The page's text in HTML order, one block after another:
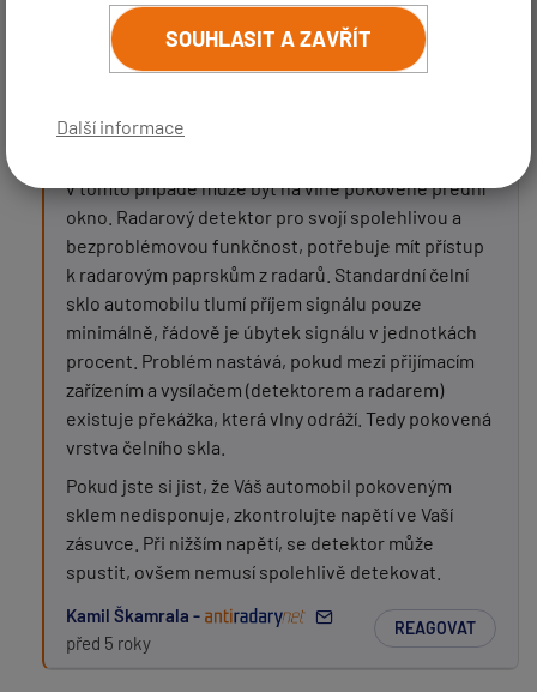
SOUHLASIT A ZAVŘÍT
Další informace
email bude skrytý - slouží pro notifikace při odpovědi)
Předmět:
PŘIDAT PŘÍSPĚVEK
radu co s tím ? Předem děkuji
Marek Samec před 5 roky REAGOVAT
v tomto případě může být na vině pokovené přední
okno. Radarový detektor pro svojí spolehlivou a
bezproblémovou funkčnost, potřebuje mít přístup
k radarovým paprskům z radarů. Standardní čelní
sklo automobilu tlumí příjem signálu pouze
minimálně, řádově je úbytek signálu v jednotkách
procent. Problém nastává, pokud mezi přijímacím
zařízením a vysílačem (detektorem a radarem)
existuje překážka, která vlny odráží. Tedy pokovená
vrstva čelního skla.
Pokud jste si jist, že Váš automobil pokoveným
sklem nedisponuje, zkontrolujte napětí ve Vaší
zásuvce. Při nižším napětí, se detektor může
spustit, ovšem nemusí spolehlivě detekovat.
Kamil Škamrala -
před 5 roky
REAGOVAT